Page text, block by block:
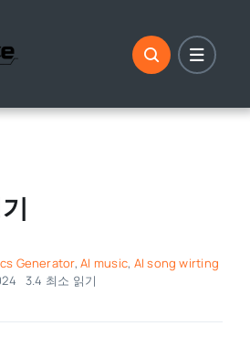
Generator,AI music, AI song wirting
3.4 최소 읽기